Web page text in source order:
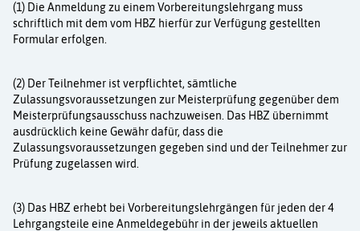
(1) Die Anmeldung zu einem Vorbereitungslehrgang muss
schriftlich mit dem vom HBZ hier­für zur Verfügung gestellten
Formular erfolgen.
(2) Der Teilnehmer ist verpflichtet, sämtliche
Zulassungsvoraussetzungen zur Meisterprüfung gegenüber dem
Meisterprüfungsausschuss nachzuweisen. Das HBZ übernimmt
ausdrücklich keine Gewähr dafür, dass die
Zulassungsvoraussetzungen gegeben sind und der Teilnehmer zur
Prüfung zugelassen wird.
(3) Das HBZ erhebt bei Vorbereitungslehrgängen für jeden der 4
Lehrgangsteile eine Anmel­degebühr in der jeweils aktuellen